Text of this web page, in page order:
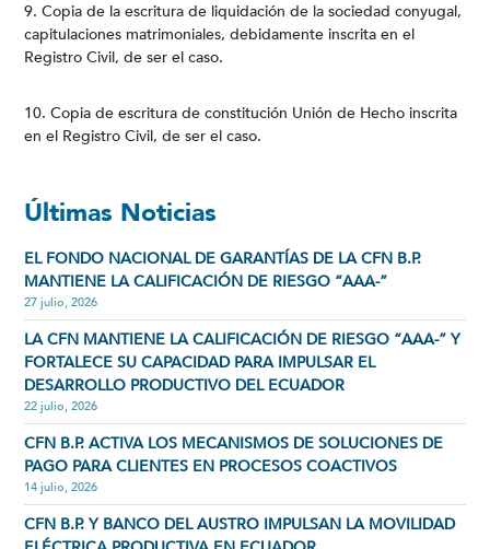
9. Copia de la escritura de liquidación de la sociedad conyugal,
capitulaciones matrimoniales, debidamente inscrita en el
Registro Civil, de ser el caso.
10. Copia de escritura de constitución Unión de Hecho inscrita
en el Registro Civil, de ser el caso.
Últimas Noticias
EL FONDO NACIONAL DE GARANTÍAS DE LA CFN B.P.
MANTIENE LA CALIFICACIÓN DE RIESGO “AAA-”
27 julio, 2026
LA CFN MANTIENE LA CALIFICACIÓN DE RIESGO “AAA-” Y
FORTALECE SU CAPACIDAD PARA IMPULSAR EL
DESARROLLO PRODUCTIVO DEL ECUADOR
22 julio, 2026
CFN B.P. ACTIVA LOS MECANISMOS DE SOLUCIONES DE
PAGO PARA CLIENTES EN PROCESOS COACTIVOS
14 julio, 2026
CFN B.P. Y BANCO DEL AUSTRO IMPULSAN LA MOVILIDAD